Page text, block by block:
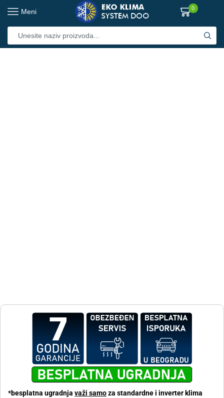
Meni 0
*besplatna ugradnja važi samoza standardne i inverter klima